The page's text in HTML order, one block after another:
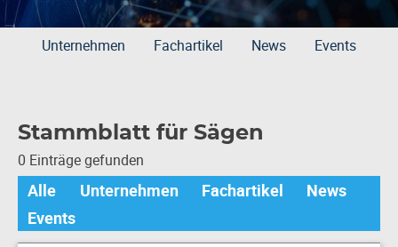
Unternehmen Fachartikel News Events
Stammblatt für Sägen
0 Einträge gefunden
Alle Unternehmen Fachartikel
News
Events